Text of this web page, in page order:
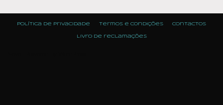
Política de Privacidade Termos e condições Contactos
Livro de reclamações